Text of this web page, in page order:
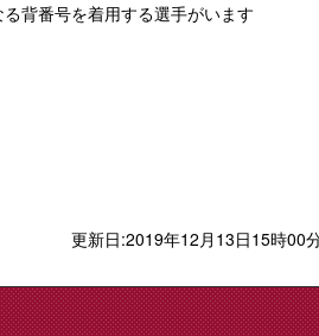
背番号を着用する選手がいます
更新日:2019年12月13日15時00